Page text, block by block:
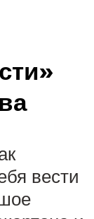
вести